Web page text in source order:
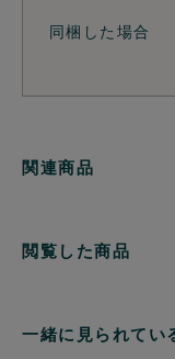
同梱した場合
関連商品
閲覧した商品
一緒に見られてい